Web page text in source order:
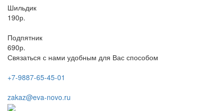
Шильдик
190р.
Подпятник
690р.
Связаться с нами удобным для Вас способом
+7-9887-65-45-01
zakaz@eva-novo.ru